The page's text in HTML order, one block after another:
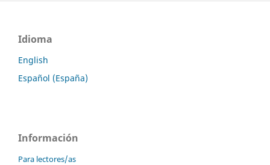
Idioma
English
Español (España)
Información
Para lectores/as